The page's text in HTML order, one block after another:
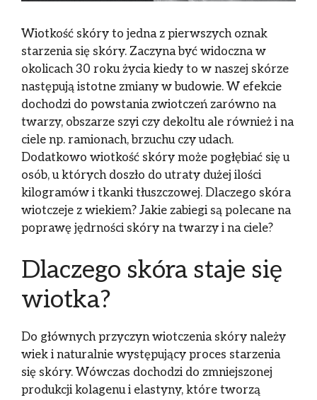
Wiotkość skóry to jedna z pierwszych oznak
starzenia się skóry. Zaczyna być widoczna w
okolicach 30 roku życia kiedy to w naszej skórze
następują istotne zmiany w budowie. W efekcie
dochodzi do powstania zwiotczeń zarówno na
twarzy, obszarze szyi czy dekoltu ale również i na
ciele np. ramionach, brzuchu czy udach.
Dodatkowo wiotkość skóry może pogłębiać się u
osób, u których doszło do utraty dużej ilości
kilogramów i tkanki tłuszczowej. Dlaczego skóra
wiotczeje z wiekiem? Jakie zabiegi są polecane na
poprawę jędrności skóry na twarzy i na ciele?
Dlaczego skóra staje się
wiotka?
Do głównych przyczyn wiotczenia skóry należy
wiek i naturalnie występujący proces starzenia
się skóry. Wówczas dochodzi do zmniejszonej
produkcji kolagenu i elastyny, które tworzą